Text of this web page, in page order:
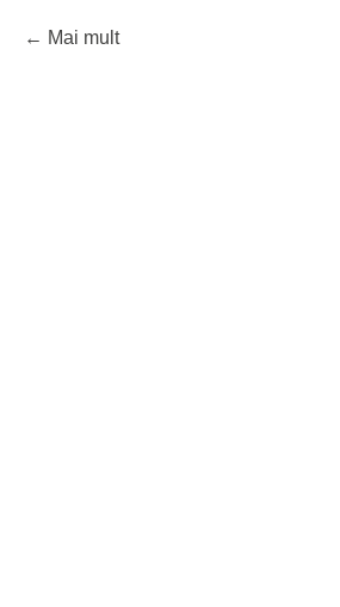
Mai mult